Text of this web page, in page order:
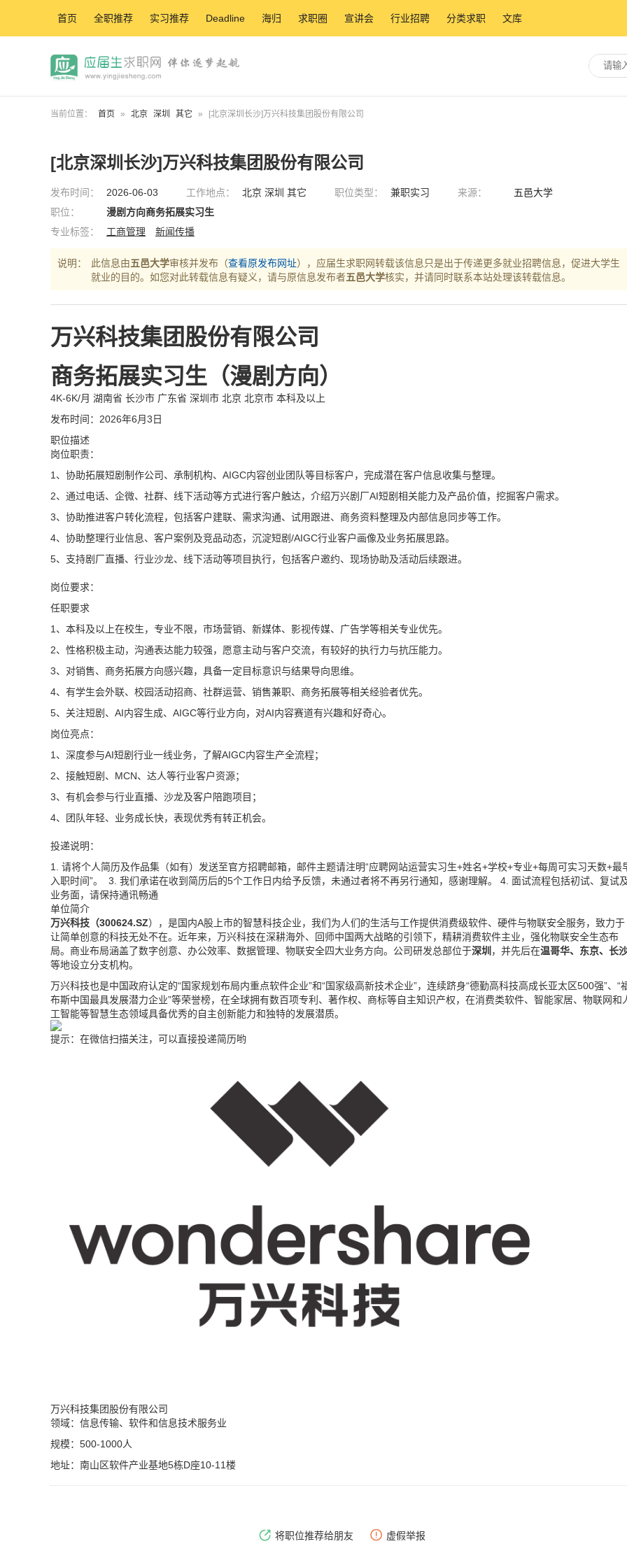
首页 全职推荐 实习推荐 Deadline 海归 求职圈 宣讲会 行业招聘 分类求职 文库
当前位置： 首页 » 北京 深圳 其它 » [北京深圳长沙]万兴科技集团股份有限公司
[北京深圳长沙]万兴科技集团股份有限公司
发布时间： 2026-06-03 工作地点： 北京 深圳 其它 职位类型： 兼职实习 来源：
五邑大学
职位：
漫剧方向商务拓展实习生
专业标签：
工商管理 新闻传播
说明： 此信息由五邑大学审核并发布（查看原发布网址），应届生求职网转载该信息只是出于传递更多就业招聘信息，促进大学生
就业的目的。如您对此转载信息有疑义，请与原信息发布者五邑大学核实，并请同时联系本站处理该转载信息。
万兴科技集团股份有限公司
商务拓展实习生（漫剧方向）
4K-6K/月 湖南省 长沙市 广东省 深圳市 北京 北京市 本科及以上
发布时间：2026年6月3日
职位描述
岗位职责：
1、协助拓展短剧制作公司、承制机构、AIGC内容创业团队等目标客户，完成潜在客户信息收集与整理。
2、通过电话、企微、社群、线下活动等方式进行客户触达，介绍万兴剧厂AI短剧相关能力及产品价值，挖掘客户需求。
3、协助推进客户转化流程，包括客户建联、需求沟通、试用跟进、商务资料整理及内部信息同步等工作。
4、协助整理行业信息、客户案例及竞品动态，沉淀短剧/AIGC行业客户画像及业务拓展思路。
5、支持剧厂直播、行业沙龙、线下活动等项目执行，包括客户邀约、现场协助及活动后续跟进。
岗位要求：
任职要求
1、本科及以上在校生，专业不限，市场营销、新媒体、影视传媒、广告学等相关专业优先。
2、性格积极主动，沟通表达能力较强，愿意主动与客户交流，有较好的执行力与抗压能力。
3、对销售、商务拓展方向感兴趣，具备一定目标意识与结果导向思维。
4、有学生会外联、校园活动招商、社群运营、销售兼职、商务拓展等相关经验者优先。
5、关注短剧、AI内容生成、AIGC等行业方向，对AI内容赛道有兴趣和好奇心。
岗位亮点：
1、深度参与AI短剧行业一线业务，了解AIGC内容生产全流程；
2、接触短剧、MCN、达人等行业客户资源；
3、有机会参与行业直播、沙龙及客户陪跑项目；
4、团队年轻、业务成长快，表现优秀有转正机会。
投递说明：
1. 请将个人简历及作品集（如有）发送至官方招聘邮箱，邮件主题请注明“应聘网站运营实习生+姓名+学校+专业+每周可实习天数+最
入职时间”。 3. 我们承诺在收到简历后的5个工作日内给予反馈，未通过者将不再另行通知，感谢理解。 4. 面试流程包括初试、复试
业务面，请保持通讯畅通
单位简介
万兴科技（300624.SZ），是国内A股上市的智慧科技企业，我们为人们的生活与工作提供消费级软件、硬件与物联安全服务，致力于
让简单创意的科技无处不在。近年来，万兴科技在深耕海外、回师中国两大战略的引领下，精耕消费软件主业，强化物联安全生态布
局。商业布局涵盖了数字创意、办公效率、数据管理、物联安全四大业务方向。公司研发总部位于深圳 ，并先后在温哥华、东京、长
等地设立分支机构。
万兴科技也是中国政府认定的“国家规划布局内重点软件企业”和“国家级高新技术企业”，连续跻身“德勤高科技高成长亚太区500强”、“
布斯中国最具发展潜力企业”等荣誉榜，在全球拥有数百项专利、著作权、商标等自主知识产权，在消费类软件、智能家居、物联网和
工智能等智慧生态领域具备优秀的自主创新能力和独特的发展潜质。
提示：在微信扫描关注，可以直接投递简历哟
万兴科技集团股份有限公司
领域：信息传输、软件和信息技术服务业
规模：500-1000人
地址：南山区软件产业基地5栋D座10-11楼
将职位推荐给朋友 虚假举报